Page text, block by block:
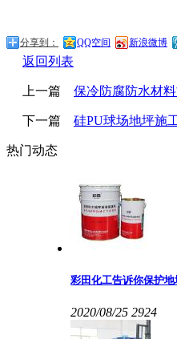
分享到： QQ空间 新浪微博
返回列表
上一篇 保冷防腐防水材
下一篇 硅PU球场地坪施
热门动态
彩田化工告诉你保护
2020/08/25 2924